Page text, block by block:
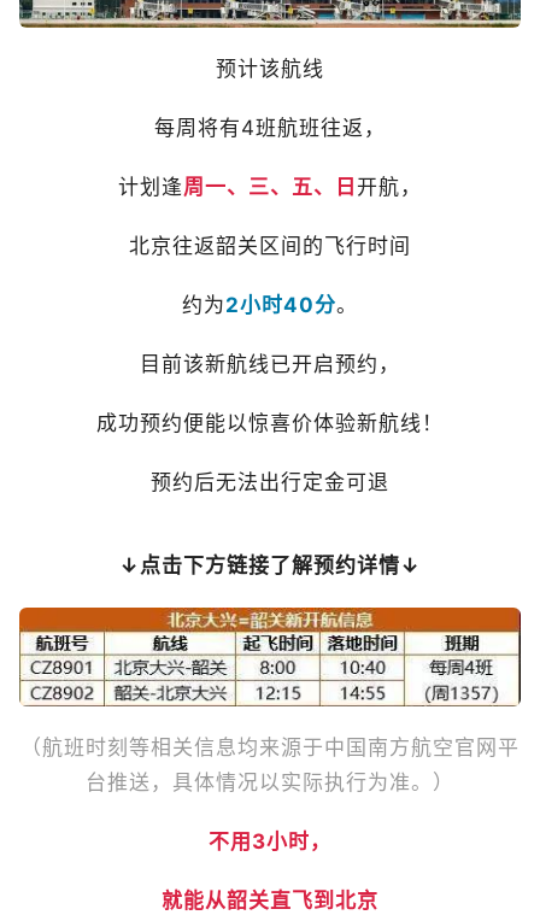
预计该航线
每周将有4班航班往返，
计划逢周一、三、五、日 开航，
北京往返韶关区间的飞行时间
约为2小时40分。
目前该新航线已开启预约，
成功预约便能以惊喜价体验新航线！
预约后无法出行定金可退
↓点击下方链接了解预约详情↓
（航班时刻等相关信息均来源于中国南方航空官网平
台推送，具体情况以实际执行为准。）
不用3小时，
就能从韶关直飞到北京